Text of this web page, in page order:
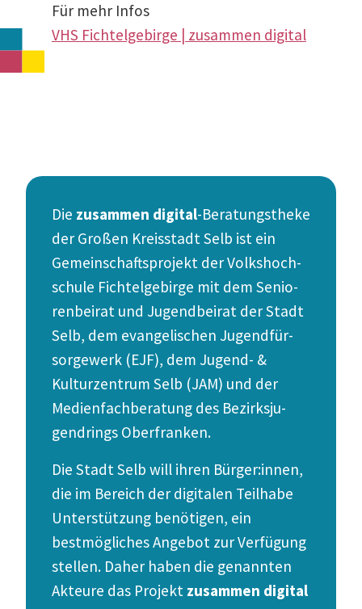
Für mehr Infos
VHS Fichtel­ge­birge | zusammen digital
Die zusammen digital-Beratungs­theke
der Großen Kreis­stadtSelb ist ein
Gemein­schafts­projekt derVolks­hoch­
schule Fichtel­ge­birge mit dem Senio­
ren­beirat und Jugend­beirat der Stadt
Selb, dem evange­li­schen Jugend­für­
sor­gewerk (EJF), dem Jugend- &
Kultur­zentrum Selb (JAM) und der
Medien­fach­be­ratung des Bezirks­ju­
gend­rings Oberfranken.
Die Stadt Selb will ihren Bürger:innen,
die im Bereich der digitalen Teilhabe
Unter­stützung benötigen, ein
bestmög­liches Angebot zur Verfügung
stellen. Daher haben die genannten
Akteure das Projekt zusammen digital